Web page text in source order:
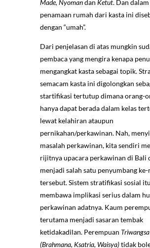
Made, Nyomandan Ketut. Dan dalam
penamaan rumah dari kasta ini
dengan “umah”.
Dari penjelasan di atas mungkin
pembaca yang mengira kenapa
mengangkat kasta sebagai topik.
semacam kasta ini digolongkan
startifikasi tertutup dimana orang-
hanya dapat berada dalam kelas
lewat kelahiran ataupun
pernikahan/perkawinan. Nah,
masalah perkawinan, kita sendiri
rijitnya upacara perkawinan di Bali
menjadi salah satu penyumbang
tersebut. Sistem stratifikasi sosial itu
membawa implikasi serius dalam
perkawinan adatnya. Kaum
terutama menjadi sasaran tembak
ketidakadilan. Perempuan Triwangsa
(Brahmana, Ksatria, Waisya)tidak